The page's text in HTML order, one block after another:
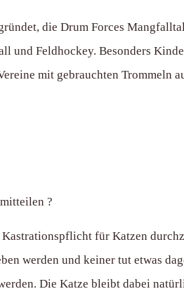
die Drum Forces
und Feldhockey. Besonders
mit gebrauchten Trommeln
?
für Katzen
werden und keiner tut etwas
Die Katze bleibt dabei